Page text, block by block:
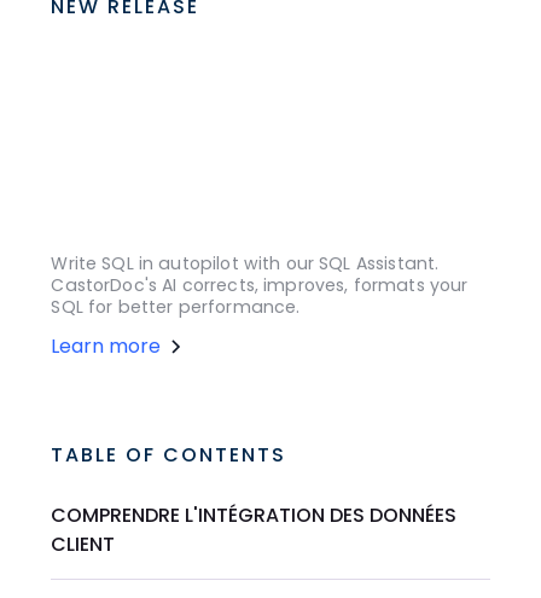
NEW RELEASE
Write SQL in autopilot with our SQL Assistant.
CastorDoc's AI corrects, improves, formats your
SQL for better performance.
Learn more
TABLE OF CONTENTS
COMPRENDRE L'INTÉGRATION DES DONNÉES
CLIENT